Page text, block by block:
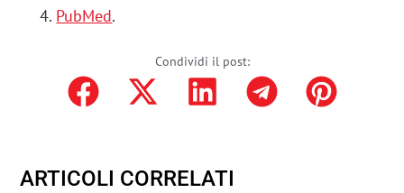
PubMed.
Condividi il post:
ARTICOLI CORRELATI